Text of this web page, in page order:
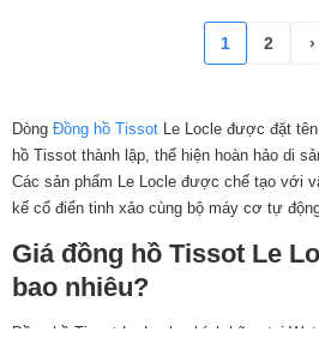
Khảm trai
1 2 ›
Dòng Đồng hồ Tissot Le Locle được đặt
hồ Tissot thành lập, thể hiện hoàn hảo di
Các sản phẩm Le Locle được chế tạo với
kế cổ điển tinh xảo cùng bộ máy cơ tự
Giá đồng hồ Tissot Le
bao nhiêu?
Đồng hồ Tissot Le Locle chính hãng tại